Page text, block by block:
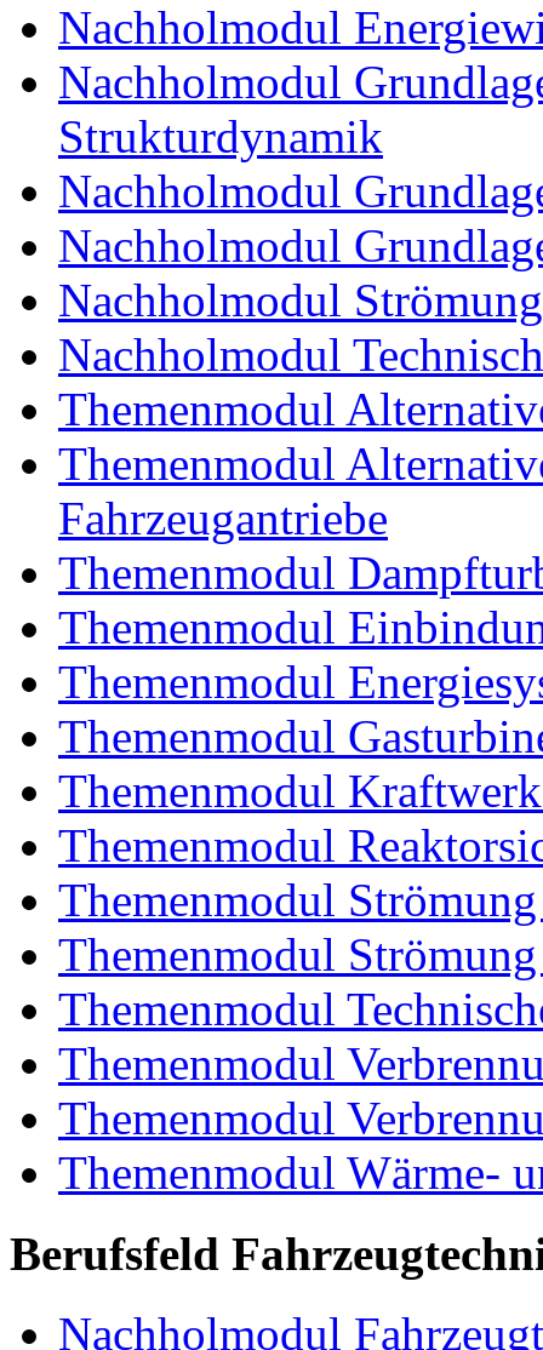
Nachholmodul
Nachholmodul
Strukturdynamik
Nachholmodul
Nachholmodul
Nachholmodul
Nachholmodul
Themenmodul
Themenmodul
Fahrzeugantriebe
Themenmodul
Themenmodul
Themenmodul
Themenmodul
Themenmodul
Themenmodul
Themenmodul
Themenmodul
Themenmodul
Themenmodul
Themenmodul
Themenmodul Wärme-
Berufsfeld
Nachholmodul